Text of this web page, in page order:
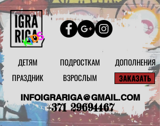
INFOIGRARIGA@GMAIL.COM
+371 29694467
ЗАКАЗАТЬ
ВЗРОСЛЫМ
ПРАЗДНИК
ДОПОЛНЕНИЯ
ПОДРОСТКАМ
ДЕТЯМ